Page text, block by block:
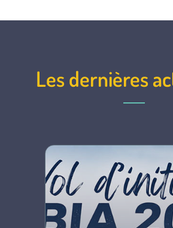
Les dernières